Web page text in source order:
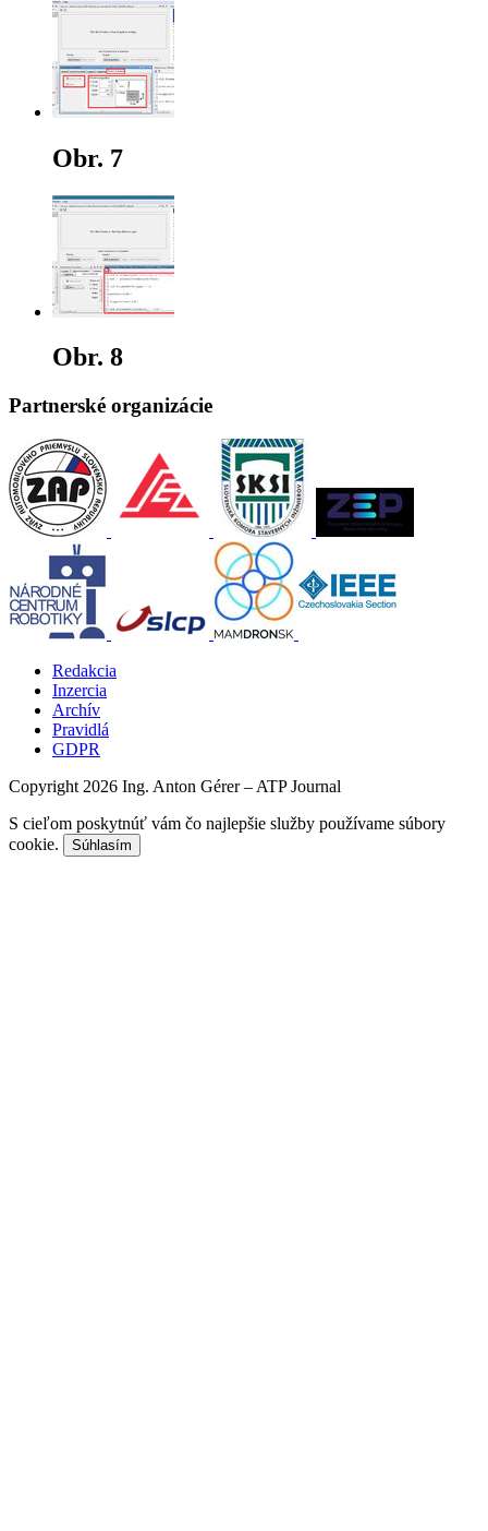
Obr. 7
Obr. 8
Partnerské organizácie
Redakcia
Inzercia
Archív
Pravidlá
GDPR
Copyright 2026 Ing. Anton Gérer – ATP Journal
S cieľom poskytnúť vám čo najlepšie služby používame súbory
cookie.
Súhlasím